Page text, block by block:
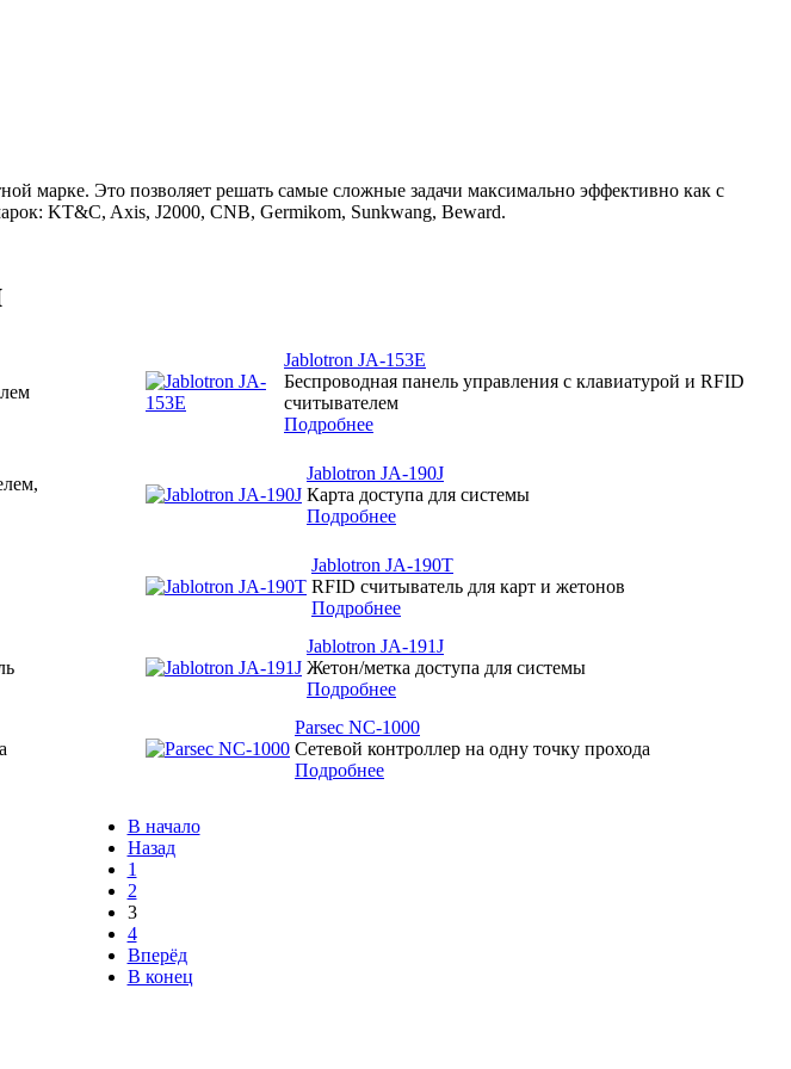
марке. Это позволяет решать самые сложные задачи максимально эффективно как с
KT&C, Axis, J2000, CNB, Germikom, Sunkwang, Beward.
Jablotron JA-153E
Беспроводная панель управления с клавиатурой и RFID
считывателем
Подробнее
Jablotron JA-190J
Карта доступа для системы
Подробнее
Jablotron JA-190T
RFID считыватель для карт и жетонов
Подробнее
Jablotron JA-191J
Жетон/метка доступа для системы
Подробнее
Parsec NC-1000
Сетевой контроллер на одну точку прохода
Подробнее
В начало
Назад
1
2
3
4
Вперёд
В конец